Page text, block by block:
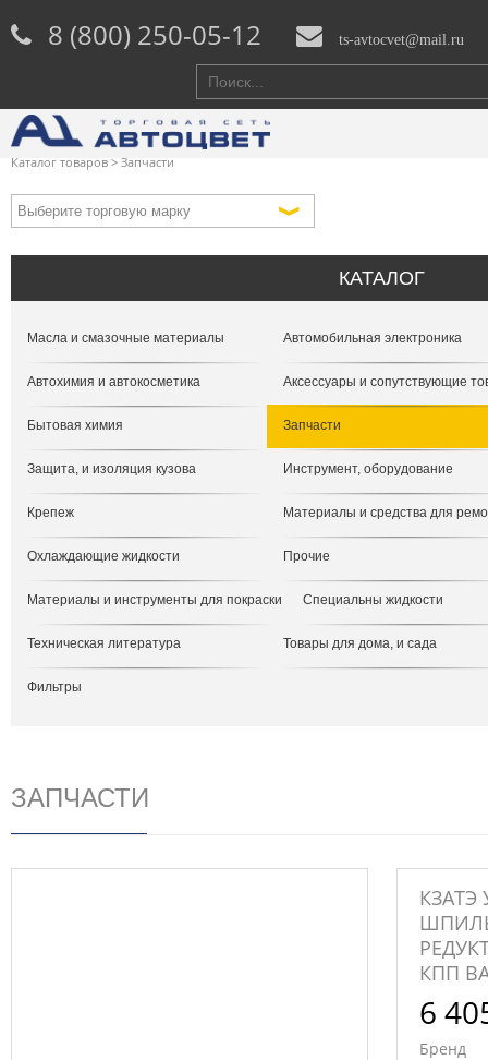
8 (800) 250-05-12 ts-avtocvet@mail.ru
Каталог товаров > Запчасти
КАТАЛОГ
Масла и смазочные материалы Автомобильная электроника
Автохимия и автокосметика Аксессуары и сопутствующие
Бытовая химия Запчасти
Защита, и изоляция кузова Инструмент, оборудование
Крепеж Материалы и средства для
Охлаждающие жидкости Прочие
Материалы и инструменты для покраски Специальны жидкости
Техническая литература Товары для дома, и сада
Фильтры
ЗАПЧАСТИ
КЗАТЭ
КПП
6
Бренд